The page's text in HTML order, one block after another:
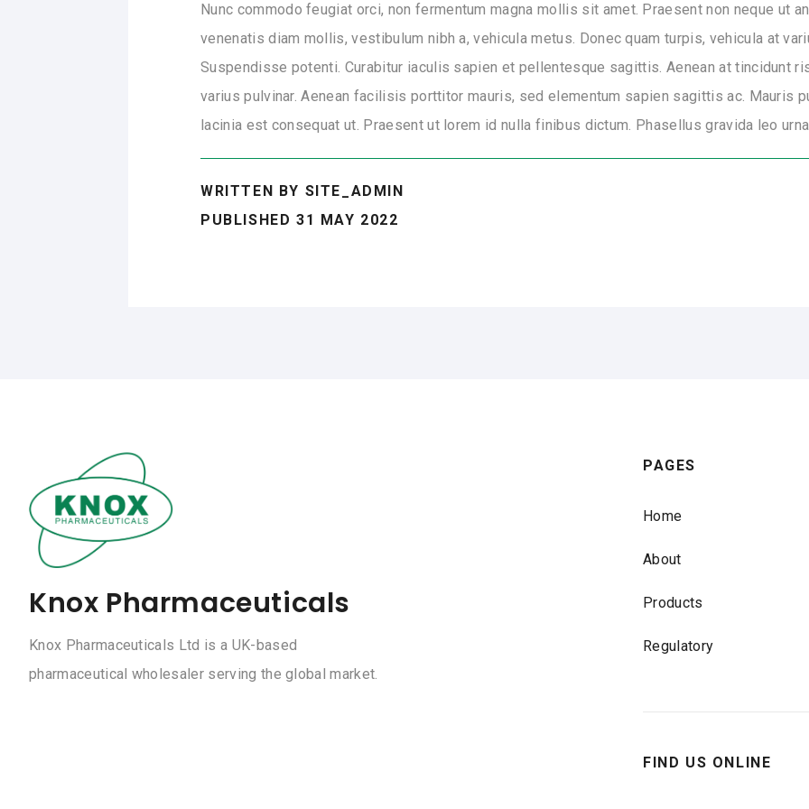
Nunc commodo feugiat orci, non fermentum magna mollis sit amet. Praesent non neque ut
venenatis diam mollis, vestibulum nibh a, vehicula metus. Donec quam turpis, vehicula at
Suspendisse potenti. Curabitur iaculis sapien et pellentesque sagittis. Aenean at tincidunt
varius pulvinar. Aenean facilisis porttitor mauris, sed elementum sapien sagittis ac. Mauris
lacinia est consequat ut. Praesent ut lorem id nulla finibus dictum. Phasellus gravida leo
WRITTEN BY SITE_ADMIN
PUBLISHED 31 MAY 2022
Knox Pharmaceuticals
Knox Pharmaceuticals Ltd is a UK-based
pharmaceutical wholesaler serving the global market.
PAGES
Home
About
Products
Regulatory
FIND US ONLINE